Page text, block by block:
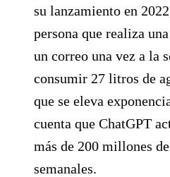
su lanzamiento en
persona que realiza
un correo una vez a la
consumir 27 litros de
que se eleva
cuenta que ChatGPT
más de 200 millones
semanales.